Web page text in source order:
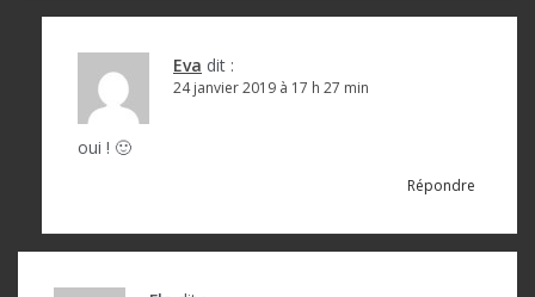
Eva dit :
24 janvier 2019 à 17 h 27 min
oui ! 🙂
Répondre